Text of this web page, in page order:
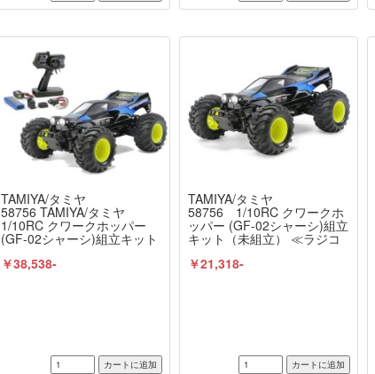
TAMIYA/タミヤ
58756 TAMIYA/タミヤ
1/10RC クワークホッパー
(GF-02シャーシ)組立キット
電動RCドライブセット+オ
￥38,538-
TAMIYA/タミヤ
58756 1/10RC クワークホ
ッパー (GF-02シャーシ)組立
キット（未組立） ≪ラジコ
￥21,318-